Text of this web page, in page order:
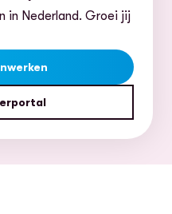
in Nederland. Groei jij